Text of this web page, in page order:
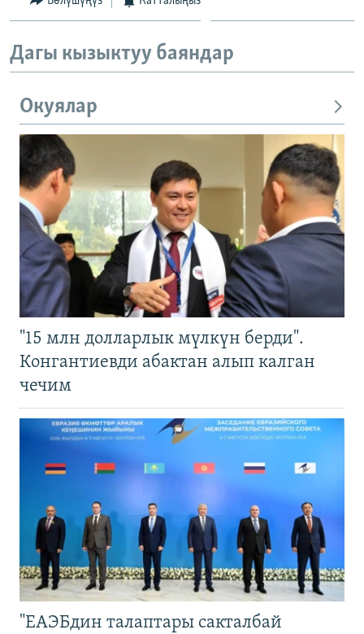
Дагы кызыктуу баяндар
Окуялар
"15 млн долларлык мүлкүн берди".
Конгантиевди абактан алып калган
чечим
"ЕАЭБдин талаптары сакталбай